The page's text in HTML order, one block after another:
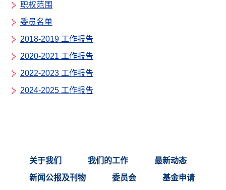
职权范围
委员名单
2018-2019 工作报告
2020-2021 工作报告
2022-2023 工作报告
2024-2025 工作报告
关于我们 我们的工作
最新动态
新闻公报及刊物
委员会
基金申请